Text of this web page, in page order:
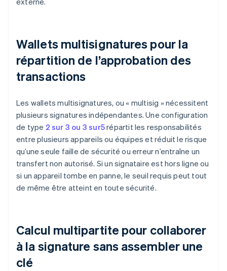
Wallets multisignatures pour la
répartition de l’approbation des
transactions
Les wallets multisignatures, ou « multisig » nécessitent
plusieurs signatures indépendantes. Une configuration
de type 2 sur 3 ou 3 sur5répartit les responsabilités
entre plusieurs appareils ou équipes et réduit le risque
qu’une seule faille de sécurité ou erreur n’entraîne un
transfert non autorisé. Si un signataire est hors ligne ou
si un appareil tombe en panne, le seuil requis peut tout
de même être atteint en toute sécurité.
Calcul multipartite pour collaborer
à la signature sans assembler une
clé